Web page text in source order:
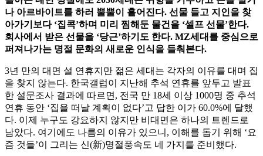
나 아르바이트를 하러 뿔뿔이 흩어진다. 선물 들고 지인을 찾
아가기보다 ‘집콕’하며 미리 찜해둔 물건을 ‘셀프 선물’한다.
회사에서 받은 선물을 ‘당근’하기도 한다. MZ세대를 중심으로
퍼져나가는 명절 문화의 새로운 인식을 들춰본다.
3년 만의 대면 설 연휴지만 젊은 세대는 각자의 이유를 대며 집
을 찾지 않는다. 한국갤럽이 지난해 추석 연휴를 앞두고 발표
한 설문조사 결과에 따르면, 전국 만 18세 이상 1000명 중 추석
연휴 동안 ‘집을 떠날 계획이 없다’고 답한 이가 60.0%에 달했
다. 이제 누구도 강요하지 않지만 비대면은 하나의 트렌드로
남았다. 여기에도 나름의 이유가 있으니, 이해를 돕기 위해 ‘요
즘 것들’이 그리는 신(新)명절풍속도 네 가지를 준비했다.